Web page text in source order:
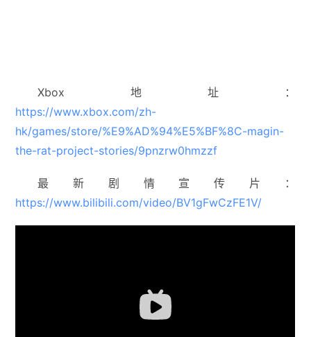
Xbox地址：
https://www.xbox.com/zh-
hk/games/store/%E9%AD%94%E5%BF%8C-magin-
the-rat-project-stories/9pnzrw0hmzzf
最新剧情宣传片：
https://www.bilibili.com/video/BV1gFwCzFE1V/